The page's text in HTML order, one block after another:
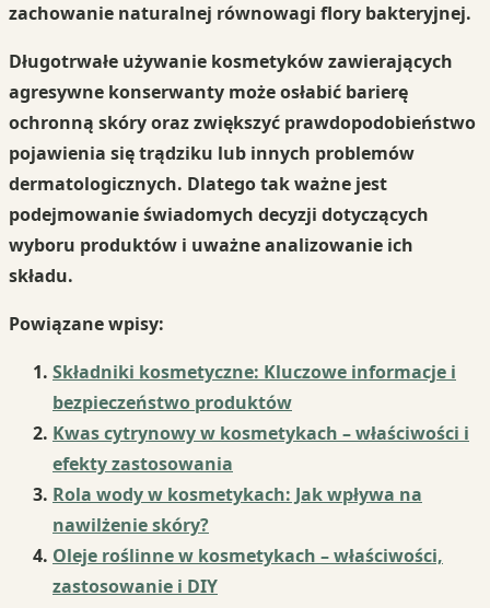
zachowanie naturalnej równowagi flory bakteryjnej.
Długotrwałe używanie kosmetykówzawierających
agresywne konserwanty może osłabić barierę
ochronną skóry oraz zwiększyć prawdopodobieństwo
pojawienia się trądziku lub innych problemów
dermatologicznych. Dlatego tak ważne jest
podejmowanie świadomych decyzji dotyczących
wyboru produktów i uważne analizowanie ich
składu.
Powiązane wpisy:
Składniki kosmetyczne: Kluczowe informacje i
bezpieczeństwo produktów
Kwas cytrynowy w kosmetykach – właściwości i
efekty zastosowania
Rola wody w kosmetykach: Jak wpływa na
nawilżenie skóry?
Oleje roślinne w kosmetykach – właściwości,
zastosowanie i DIY